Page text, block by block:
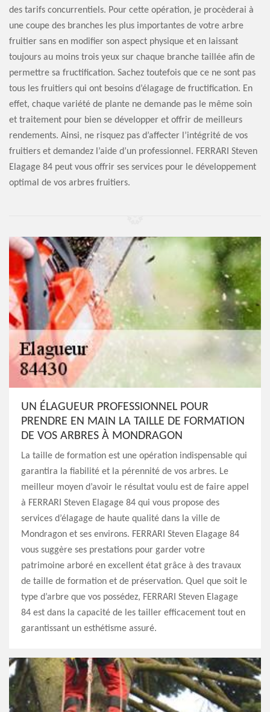
des tarifs concurrentiels. Pour cette opération, je procèderai à
une coupe des branches les plus importantes de votre arbre
fruitier sans en modifier son aspect physique et en laissant
toujours au moins trois yeux sur chaque branche taillée afin de
permettre sa fructification. Sachez toutefois que ce ne sont pas
tous les fruitiers qui ont besoins d’élagage de fructification. En
effet, chaque variété de plante ne demande pas le même soin
et traitement pour bien se développer et offrir de meilleurs
rendements. Ainsi, ne risquez pas d’affecter l’intégrité de vos
fruitiers et demandez l’aide d’un professionnel. FERRARI Steven
Elagage 84 peut vous offrir ses services pour le développement
optimal de vos arbres fruitiers.
UN ÉLAGUEUR PROFESSIONNEL POUR
PRENDRE EN MAIN LA TAILLE DE FORMATION
DE VOS ARBRES À MONDRAGON
La taille de formation est une opération indispensable qui
garantira la fiabilité et la pérennité de vos arbres. Le
meilleur moyen d’avoir le résultat voulu est de faire appel
à FERRARI Steven Elagage 84 qui vous propose des
services d’élagage de haute qualité dans la ville de
Mondragon et ses environs. FERRARI Steven Elagage 84
vous suggère ses prestations pour garder votre
patrimoine arboré en excellent état grâce à des travaux
de taille de formation et de préservation. Quel que soit le
type d’arbre que vos possédez, FERRARI Steven Elagage
84 est dans la capacité de les tailler efficacement tout en
garantissant un esthétisme assuré.